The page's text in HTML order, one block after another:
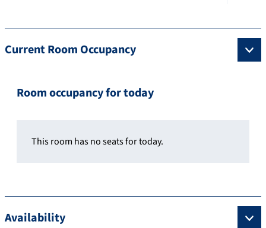
Current Room Occupancy
Room occupancy for today
This room has no seats for today.
Availability